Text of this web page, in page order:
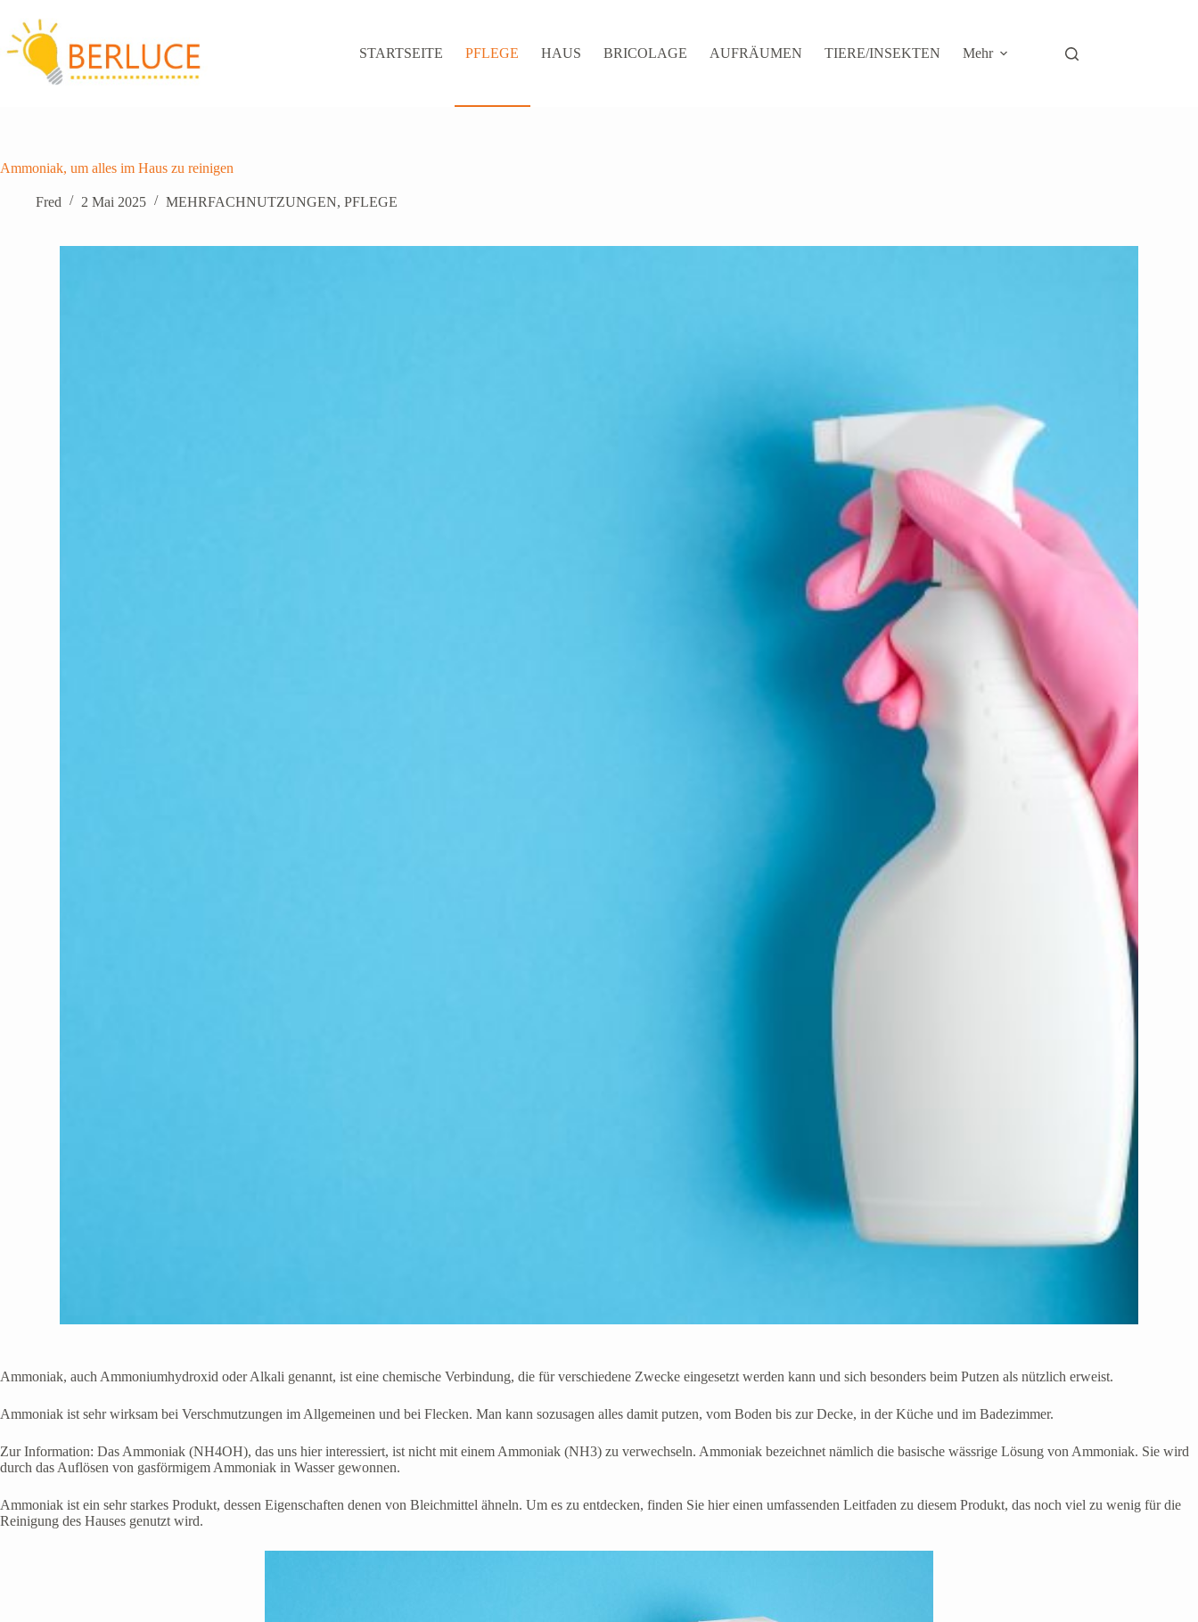
Inhalt
springen
STARTSEITE
PFLEGE HAUS BRICOLAGE AUFRÄUMEN TIERE/INSEKTEN Mehr
Ammoniak, um alles im Haus zu reinigen
Fred 2 Mai 2025 MEHRFACHNUTZUNGEN, PFLEGE
Ammoniak, auch Ammoniumhydroxid oder Alkali genannt, ist eine chemische Verbindung, die für verschiedene Zwecke eingesetzt werden kann und sich besonders beim Putzen als nützlich erweist.
Ammoniak ist sehr wirksam bei Verschmutzungen im Allgemeinen und bei Flecken. Man kann sozusagen alles damit putzen, vom Boden bis zur Decke, in der Küche und im Badezimmer.
Zur Information: Das Ammoniak (NH4OH), das uns hier interessiert, ist nicht mit einem Ammoniak (NH3) zu verwechseln. Ammoniak bezeichnet nämlich die basische wässrige Lösung von Ammoniak. Sie wird
durch das Auflösen von gasförmigem Ammoniak in Wasser gewonnen.
Ammoniak ist ein sehr starkes Produkt, dessen Eigenschaften denen von Bleichmittel ähneln. Um es zu entdecken, finden Sie hier einen umfassenden Leitfaden zu diesem Produkt, das noch viel zu wenig für die
Reinigung des Hauses genutzt wird.